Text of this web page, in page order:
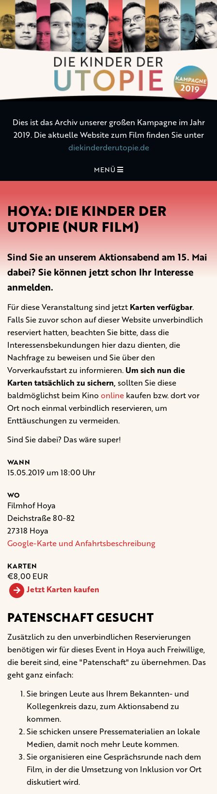
Die
Kinder
der
Dies ist das Archiv unserer großen Kampagne im Jahr
2019. Die aktuelle Website zum Film finden Sie unter
diekinderderutopie.de
MENÜ
HOYA: DIE KINDER DER
UTOPIE (NUR FILM)
Sind Sie an unserem Aktionsabend am 15. Mai
dabei? Sie können jetzt schon Ihr Interesse
anmelden.
Für diese Veranstaltung sind jetzt Karten verfügbar.
Falls Sie zuvor schon auf dieser Website unverbindlich
reserviert hatten, beachten Sie bitte, dass die
Interessensbekundungen hier dazu dienten, die
Nachfrage zu beweisen und Sie über den
Vorverkaufsstart zu informieren. Um sich nun die
Karten tatsächlich zu sichern, sollten Sie diese
baldmöglichst beim Kino online kaufen bzw. dort vor
Ort noch einmal verbindlich reservieren, um
Enttäuschungen zu vermeiden.
Sind Sie dabei? Das wäre super!
WANN
15.05.2019 um 18:00 Uhr
WO
Filmhof Hoya
Deichstraße 80-82
27318 Hoya
Google-Karte und Anfahrtsbeschreibung
KARTEN
€8,00 EUR
Jetzt Karten kaufen
PATENSCHAFT GESUCHT
Zusätzlich zu den unverbindlichen Reservierungen
benötigen wir für dieses Event in Hoya auch Freiwillige,
die bereit sind, eine "Patenschaft" zu übernehmen. Das
geht ganz einfach:
Sie bringen Leute aus Ihrem Bekannten- und
Kollegenkreis dazu, zum Aktionsabend zu
kommen.
Sie schicken unsere Pressematerialien an lokale
Medien, damit noch mehr Leute kommen.
Sie organisieren eine Gesprächsrunde nach dem
Film, in der die Umsetzung von Inklusion vor Ort
diskutiert wird.